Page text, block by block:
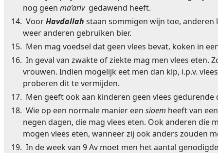
nog geen ma’ariv gedawend heeft.
14. VoorHavdallah staan sommigen wijn toe,
weer anderen gebruiken bier.
15. Men mag voedsel dat geen vlees bevat, koken in
16. In geval van zwakte of ziekte mag men vlees eten.
vrouwen. Indien mogelijk eet men dan kip, i.p.v.
proberen dit te vermijden.
17. Men geeft ook aan kinderen geen vlees gedurende
18. Wie op een normale manier eensioem heeft van
negen dagen, die mag vlees eten. Ook anderen die
mogen vlees eten, wanneer zij ook anders zouden
19. In de week van 9 Av moet men het aantal